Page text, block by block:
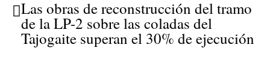
Las obras de reconstrucción del tramo
de la LP-2 sobre las coladas del
Tajogaite superan el 30% de ejecución